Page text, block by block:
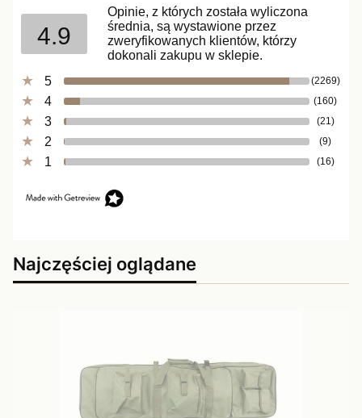
4.9
Opinie, z których została wyliczona
średnia, są wystawione przez
zweryfikowanych klientów, którzy
dokonali zakupu w sklepie.
5
(2269)
4 (160)
3 (21)
2 (9)
1 (16)
Najczęściej oglądane